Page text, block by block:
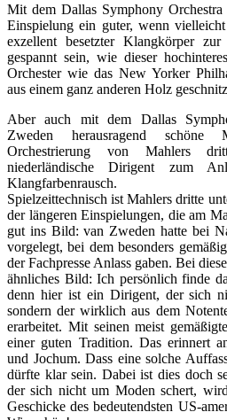
Mit dem Dallas Symphony
Einspielung ein guter, wenn
exzellent besetzter Klangkörper
gespannt sein, wie dieser
Orchester wie das New Yorker
aus einem ganz anderen Holz
Aber auch mit dem Dallas
Zweden herausragend schöne
Orchestrierung von Mahlers
niederländische Dirigent zum
Klangfarbenrausch.
Spielzeittechnisch ist Mahlers dritte
der längeren Einspielungen, die am
gut ins Bild: van Zweden hatte bei
vorgelegt, bei dem besonders
der Fachpresse Anlass gaben. Bei
ähnliches Bild: Ich persönlich finde
denn hier ist ein Dirigent, der sich
sondern der wirklich aus dem
erarbeitet. Mit seinen meist
einer guten Tradition. Das erinnert
und Jochum. Dass eine solche
dürfte klar sein. Dabei ist dies doch
der sich nicht um Moden schert,
Geschicke des bedeutendsten US-